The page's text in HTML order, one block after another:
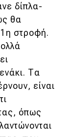
δίπλα-
θα
στροφή.
Τα
είναι
όπως